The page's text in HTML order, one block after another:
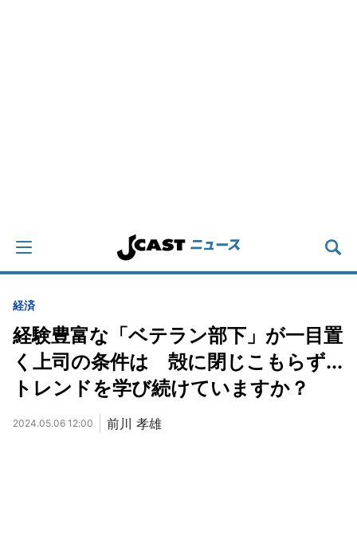
経済
経験豊富な「ベテラン部下」が一目置
く上司の条件は 殻に閉じこもらず...
トレンドを学び続けていますか？
2024.05.06 12:00 前川 孝雄